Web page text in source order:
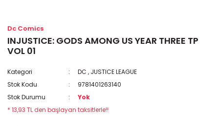
Dc Comics
INJUSTICE: GODS AMONG US YEAR THREE TP
VOL 01
Kategori DC , JUSTICE LEAGUE
Stok Kodu
9781401263140
Stok Durumu
Yok
* 13,93 TL den başlayan taksitlerle!!